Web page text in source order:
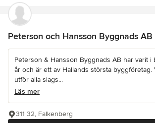
Peterson och Hansson Byggnads AB
Peterson & Hansson Byggnads AB har varit i
år och är ett av Hallands största byggföretag.
utför alla slags...
Läs mer
311 32, Falkenberg